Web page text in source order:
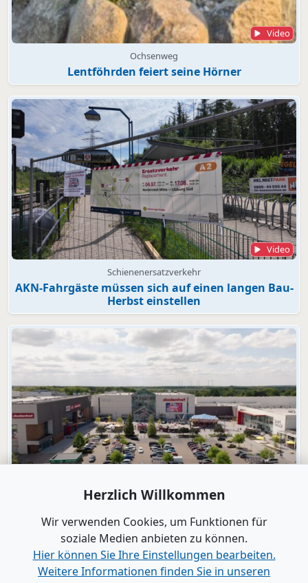
Video
Ochsenweg
Lentföhrden feiert seine Hörner
Video
Schienenersatzverkehr
AKN-Fahrgäste müssen sich auf einen langen Bau-
Herbst einstellen
dodenhof
dodenhof als Arbeitgeber in Kaltenkirchen
Alle Videos anzeigen
Herzlich Willkommen
Wir verwenden Cookies, um Funktionen für
soziale Medien anbieten zu können.
Hier können Sie Ihre Einstellungen bearbeiten.
Weitere Informationen finden Sie in unseren